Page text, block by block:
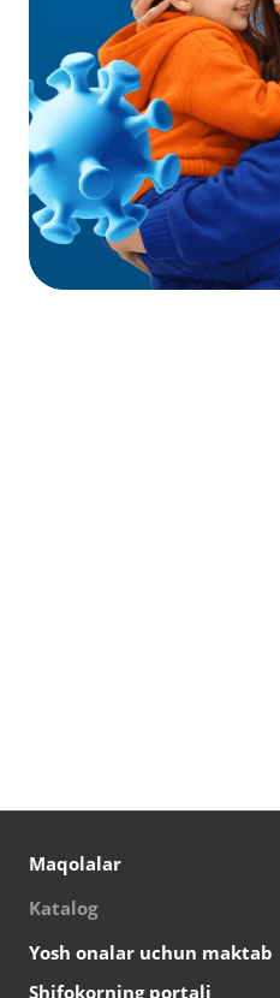
Maqolalar
Katalog
Yosh onalar uchun maktab
Shifokorning portali